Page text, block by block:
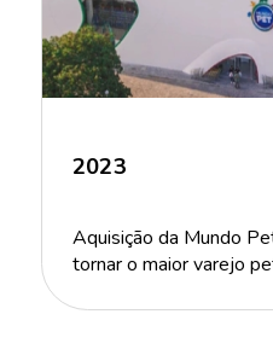
2023
Aquisição da Mundo
tornar o maior varejo